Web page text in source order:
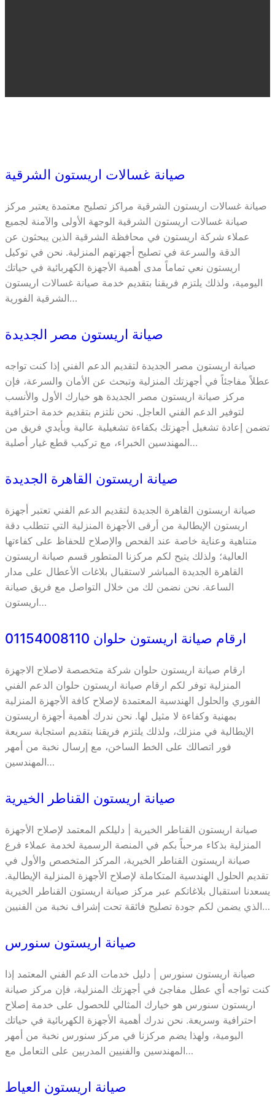
صيانة غسالات اريستون الشرقية
صيانة غسالات اريستون الشرقية مراكز تصليح معتمدة يعتبر مركز
صيانة غسالات اريستون الشرقية الوجهة الأولى والآمنة لجميع
عملاء شركة اريستون في محافظة الشرقية الذين يبحثون عن
الدقة والسرعة في تصليح أجهزتهم المنزلية. نحن في توكيل
اريستون نعي تماماً مدى أهمية الأجهزة الكهربائية في حياتك
اليومية، ولذلك يلتزم فريقنا بتقديم خدمة صيانة غسالات اريستون
الشرقية الفورية…
صيانة اريستون مصر الجديدة
صيانة اريستون مصر الجديدة لتقديم الدعم الفني إذا كنت تواجه
عطلاً مفاجئاً في أجهزتك المنزلية وتبحث عن الأمان والسرعة، فإن
مركز صيانة اريستون مصر الجديدة هو خيارك الأول والأنسب
لتوفير الدعم الفني العاجل. نحن نلتزم بتقديم خدمة احترافية
تضمن إعادة تشغيل أجهزتك بكفاءة تشغيلية عالية وبأيدي فريق من
المهندسين الخبراء، مع تركيب قطع غيار أصلية…
صيانة اريستون القاهرة الجديدة
صيانة اريستون القاهرة الجديدة لتقديم الدعم الفني تعتبر أجهزة
اريستون الإيطالية من أرقى الأجهزة المنزلية التي تتطلب دقة
متناهية وعناية خاصة عند الفحص والإصلاح للحفاظ على كفاءتها
العالية؛ ولذلك يتيح لكم مركزنا المتطور قسم صيانة اريستون
القاهرة الجديدة المباشر لاستقبال بلاغات الأعطال على مدار
الساعة. نحن نضمن لك من خلال التواصل مع فريق صيانة
اريستون…
ارقام صيانة اريستون حلوان 01154008110
ارقام صيانة اريستون حلوان شركة متخصصة لاصلاح الاجهزة
المنزلية توفر لكم ارقام صيانة اريستون حلوان الدعم الفني
الفوري والحلول الهندسية المعتمدة لإصلاح كافة الأجهزة المنزلية
بمهنية وكفاءة لا مثيل لها. نحن ندرك أهمية أجهزة اريستون
الإيطالية في منزلك، ولذلك يلتزم فريقنا بتقديم استجابة سريعة
فور اتصالك على الخط الساخن، مع إرسال نخبة من أمهر
المهندسين…
صيانة اريستون القناطر الخيرية
صيانة اريستون القناطر الخيرية | دليلكم المعتمد لإصلاح الأجهزة
المنزلية بذكاء مرحباً بكم في المنصة الرسمية لخدمة عملاء فرع
صيانة اريستون القناطر الخيرية، المركز المتخصص والأول في
تقديم الحلول الهندسية المتكاملة لإصلاح الأجهزة المنزلية الإيطالية.
يسعدنا استقبال بلاغاتكم عبر مركز صيانة اريستون القناطر الخيرية
الذي يضمن لكم جودة تصليح فائقة تحت إشراف نخبة من الفنيين…
صيانة اريستون سنورس
صيانة اريستون سنورس | دليل خدمات الدعم الفني المعتمد إذا
كنت تواجه أي عطل مفاجئ في أجهزتك المنزلية، فإن مركز صيانة
اريستون سنورس هو خيارك المثالي للحصول على خدمة إصلاح
احترافية وسريعة. نحن ندرك أهمية الأجهزة الكهربائية في حياتك
اليومية، ولهذا يضم مركزنا في مركز سنورس نخبة من أمهر
المهندسين والفنيين المدربين على التعامل مع…
صيانة اريستون العياط